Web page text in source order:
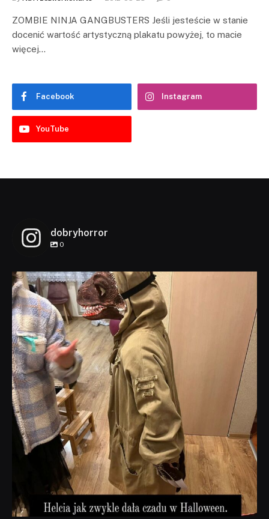
ZOMBIE NINJA GANGBUSTERS Jeśli jesteście w stanie
docenić wartość artystyczną plakatu powyżej, to macie
więcej…
Facebook Instagram
YouTube
dobryhorror
0
dobryhorror
Lis 1